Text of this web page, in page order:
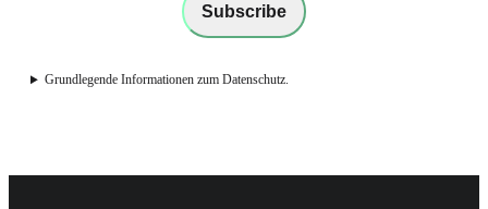
Grundlegende Informationen zum Datenschutz.